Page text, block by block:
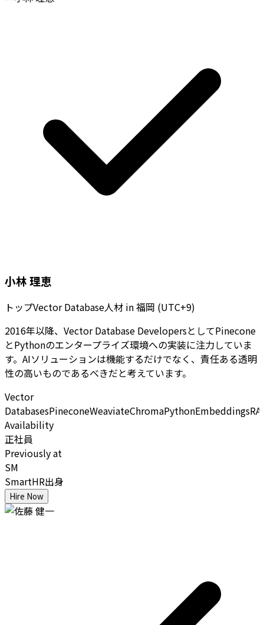
小林 理恵
トップVector Database人材 in福岡 (UTC+9)
2016年以降、Vector Database DevelopersとしてPinecone
とPythonのエンタープライズ環境への実装に注力していま
す。AIソリューションは機能するだけでなく、責任ある透明
性の高いものであるべきだと考えています。
Vector
DatabasesPineconeWeaviateChromaPythonEmbeddings
Availability
正社員
Previously at
SM
SmartHR出身
Hire Now